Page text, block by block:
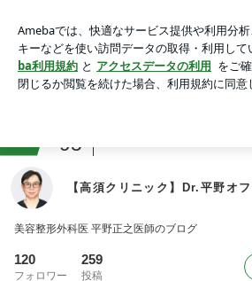
アプリをダウンロードして ブログの更新通知
ょう。
95
【高須クリニック】Dr.平野オ
美容整形外科医 平野正之医師のブログ
120
フォロワー
259
投稿